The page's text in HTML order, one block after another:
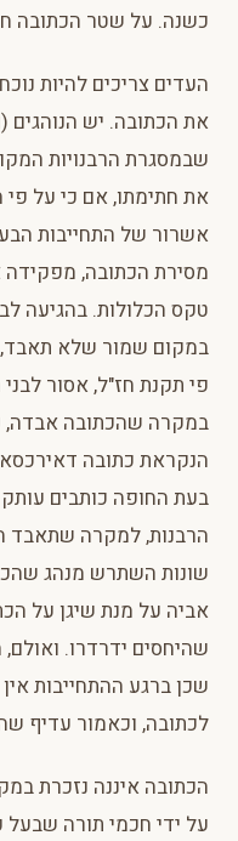
כשנה. על שטר הכתובה
העדים צריכים להיות
את הכתובה. יש הנוהגים
שבמסגרת הרבנויות
את חתימתו, אם כי על
אשרור של התחייבות
מסירת הכתובה,
טקס הכלולות. בהגיעה
במקום שמור שלא תאבד,
פי תקנת חז"ל, אסור
במקרה שהכתובה אבדה,
הנקראת כתובה
בעת החופה כותבים
הרבנות, למקרה שתאבד
שונות השתרש מנהג
אביה על מנת שיגן על
שהיחסים ידרדרו.
שכן ברגע ההתחייבות
לכתובה, וכאמור עדיף
הכתובה איננה נזכרת
על ידי חכמי תורה